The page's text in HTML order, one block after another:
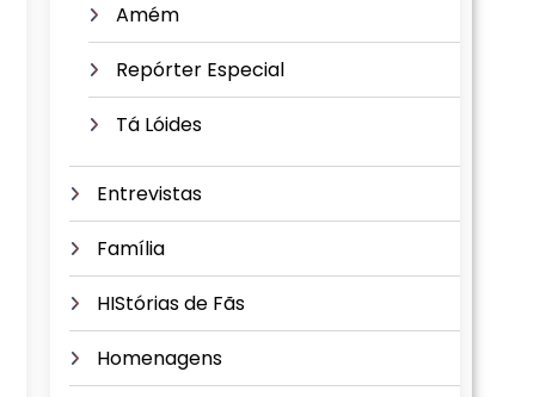
Amém
Repórter Especial
Tá Lóides
Entrevistas
Família
HIStórias de Fãs
Homenagens